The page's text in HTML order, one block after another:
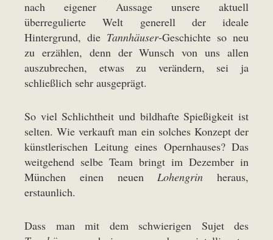
nach eigener Aussage unsere aktuell
überregulierte Welt generell der ideale
Hintergrund, die Tannhäuser-Geschichte so neu
zu erzählen, denn der Wunsch von uns allen
auszubrechen, etwas zu verändern, sei ja
schließlich sehr ausgeprägt.
So viel Schlichtheit und bildhafte Spießigkeit ist
selten. Wie verkauft man ein solches Konzept der
künstlerischen Leitung eines Opernhauses? Das
weitgehend selbe Team bringt im Dezember in
München einen neuenLohengrin heraus,
erstaunlich.
Dass man mit dem schwierigen Sujet des